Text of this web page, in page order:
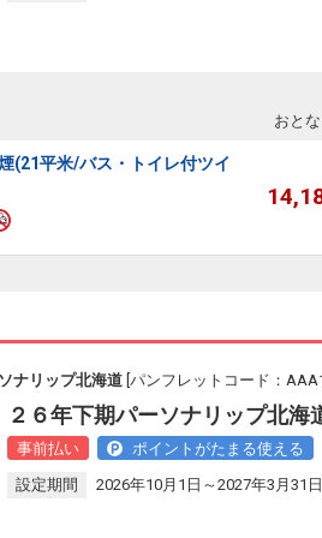
おと
(21平米/バス・トイレ付ツイ
ナリップ北海道 [パンフレットコード：
２６年下期パーソナリップ北海
事前払い
ポイントがたまる使える
設定期間
2026年10月1日～2027年3月31日